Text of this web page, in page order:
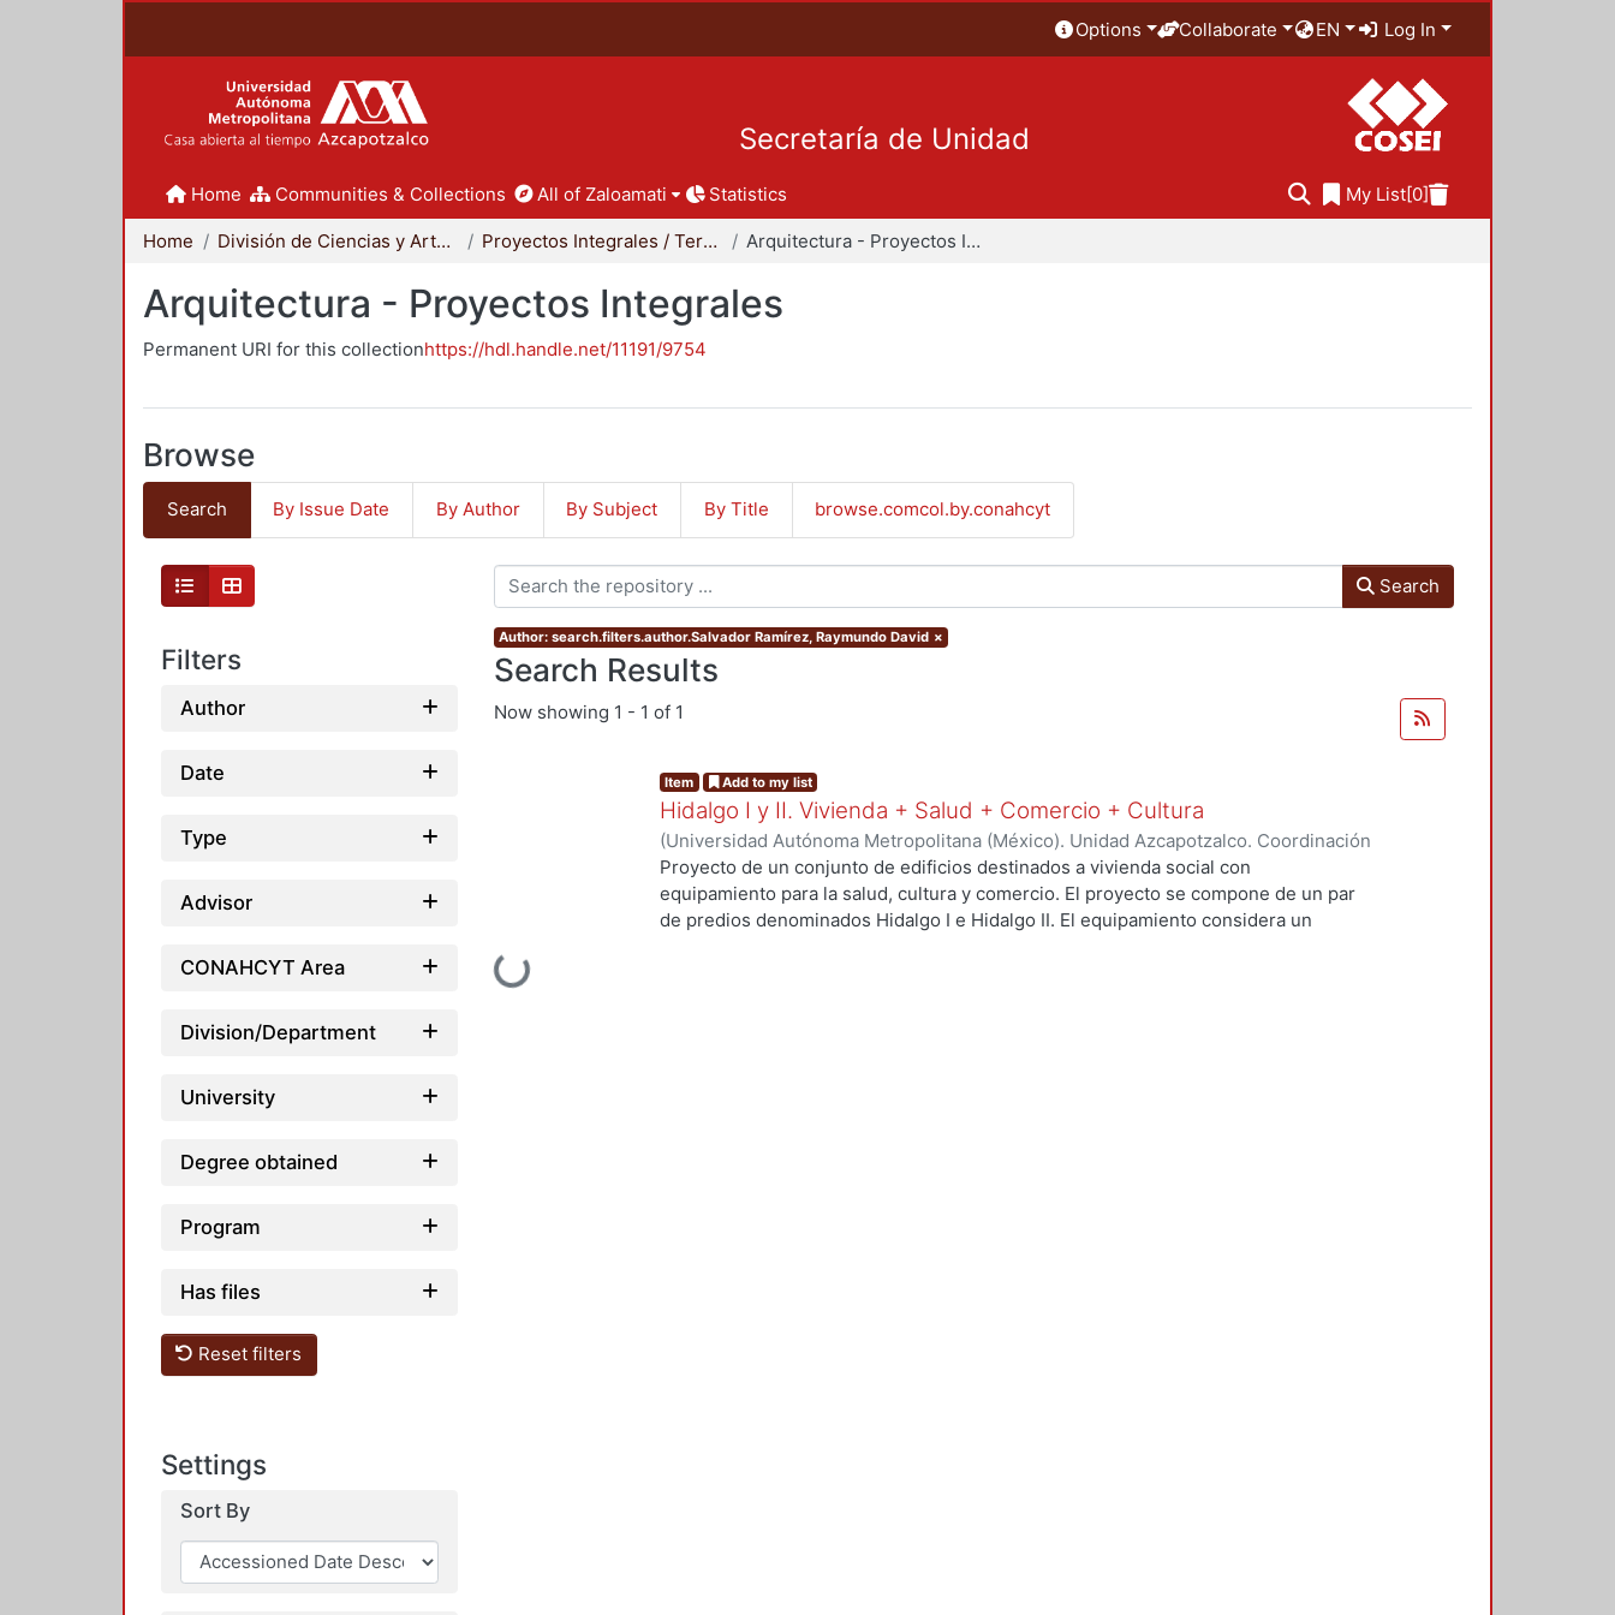
Options Collaborate EN Log In
Secretaría de Unidad
Home Communities & Collections All of Zaloamati Statistics My List[0]
Home División de Ciencias y Artes para el Diseño Proyectos Integrales / Terminales - Licenciatura Arquitectura - Proyectos Integrales
Arquitectura - Proyectos Integrales
Permanent URI for this collectionhttps://hdl.handle.net/11191/9754
Browse
Search By Issue Date By Author By Subject By Title browse.comcol.by.conahcyt
Filters
Author
Date
Type
Advisor
CONAHCYT Area
Division/Department
University
Degree obtained
Program
Has files
Reset filters
Settings
Sort By
Search
Author: search.filters.author.Salvador Ramírez, Raymundo David ×
Search Results
Now showing 1 - 1 of 1
Loading...
Item Add to my list
Hidalgo I y II. Vivienda + Salud + Comercio + Cultura
(Universidad Autónoma Metropolitana (México). Unidad Azcapotzalco. Coordinación
de Servicios de Información.,2023-10)Escalona Rivero, Yesenia; Salvador Ramírez,
Raymundo David
Proyecto de un conjunto de edificios destinados a vivienda social con
equipamiento para la salud, cultura y comercio. El proyecto se compone de un par
de predios denominados Hidalgo I e Hidalgo II. El equipamiento considera un